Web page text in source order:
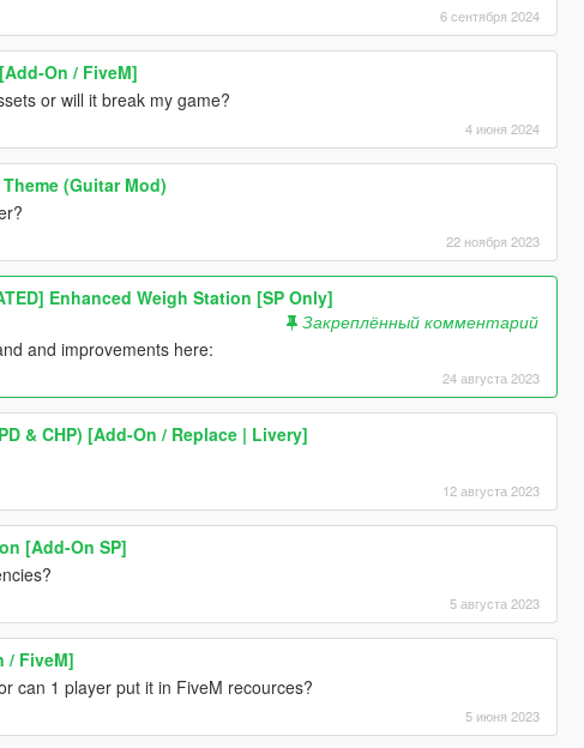
6 сентября 2024
On / FiveM]
or will it break my game?
4 июня 2024
(Guitar Mod)
22 ноября 2023
Enhanced Weigh Station [SP Only]
Закреплённый комментарий
and improvements here:
24 августа 2023
& CHP) [Add-On / Replace | Livery]
12 августа 2023
[Add-On SP]
5 августа 2023
/ FiveM]
can 1 player put it in FiveM recources?
5 июня 2023